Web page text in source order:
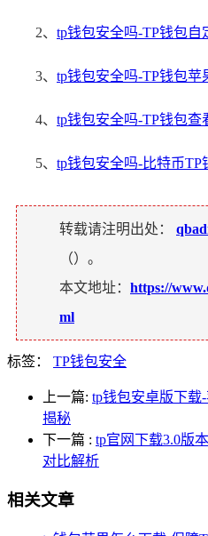
2、 tp钱包安全吗-TP钱包
3、 tp钱包安全吗-TP钱包苹
4、 tp钱包安全吗-TP钱包
5、 tp钱包安全吗-比特币
转载请注明出处：
（）。
本文地址： https://
ml
标签： TP钱包安全
上一篇: tp钱包安卓版下载
揭秘
下一篇 : tp官网下载3.0版
对比解析
相关文章